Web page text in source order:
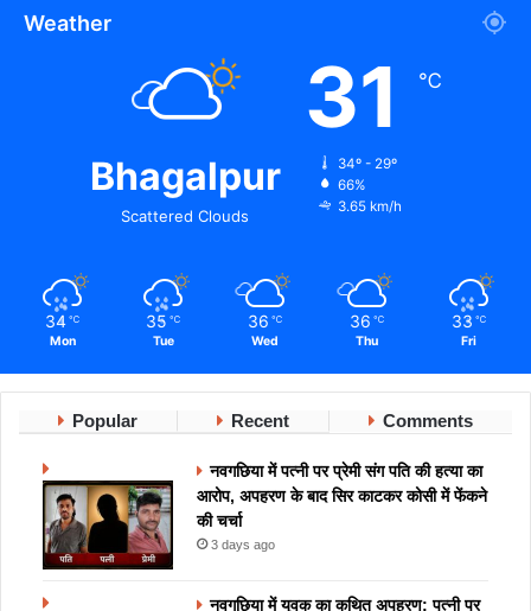
Weather
Bhagalpur
Scattered Clouds
31 ℃
34º - 29º
66%
3.65 km/h
34 ℃
Mon
35 ℃
Tue
36 ℃
Wed
36 ℃
Thu
33 ℃
Fri
Popular Recent Comments
नवगछिया में पत्नी पर प्रेमी संग पति की हत्या का
आरोप, अपहरण के बाद सिर काटकर कोसी में फेंकने
की चर्चा
3 days ago
नवगछिया में युवक का कथित अपहरण: पत्नी पर